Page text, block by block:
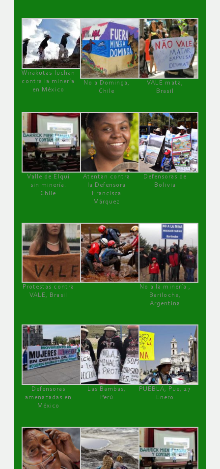
Wirakutas luchan
contra la minería
en México
No a Dominga,
Chile
VALE mata,
Brasil
Valle de Elqui
sin minería.
Chile
Atentan contra
la Defensora
Francisca
Márquez
Defensoras de
Bolivia
Protestas contra
VALE, Brasil
No a la minería ,
Bariloche,
Argentina
Defensoras
amenazadas en
México
Las Bambas,
Perú
PUEBLA, Pue, 27
Enero